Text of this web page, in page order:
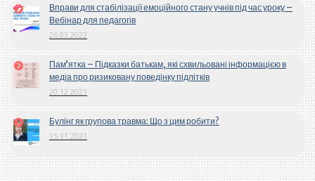
Вправи для стабілізації емоційного стану учнів під час уроку –
Вебінар для педагогів
26.03.2022
Пам’ятка – Підказки батькам, які схвильовані інформацією в
медіа про ризиковану поведінку підлітків
20.12.2021
Булінг як групова травма: Що з цим робити?
15.11.2021